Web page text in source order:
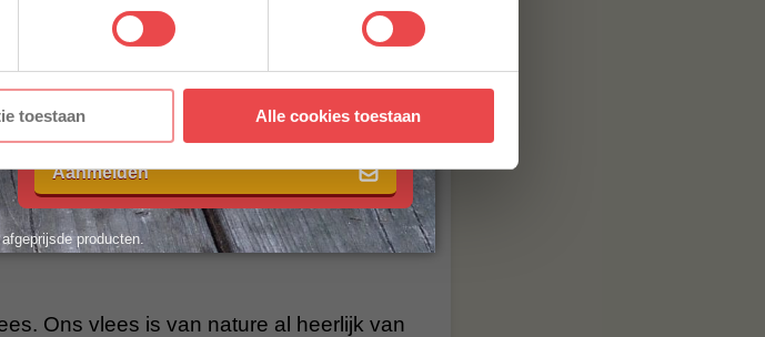
toestaan Alle cookies toestaan
thermometer
Ons vlees is van nature al heerlijk van
E-MAILADRES*
voorwaarden.
Aanmelden
producten.